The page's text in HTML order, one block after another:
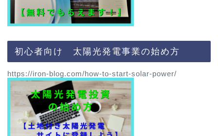
初心者向け 太陽光発電事業の始め方
https://iron-blog.com/how-to-start-solar-power/